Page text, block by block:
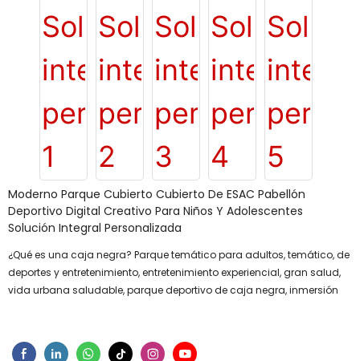
Moderno Parque Cubierto Cubierto De ESAC Pabellón
Deportivo Digital Creativo Para Niños Y Adolescentes
Solución Integral Personalizada
¿Qué es una caja negra? Parque temático para adultos, temático, de
deportes y entretenimiento, entretenimiento experiencial, gran salud,
vida urbana saludable, parque deportivo de caja negra, inmersión